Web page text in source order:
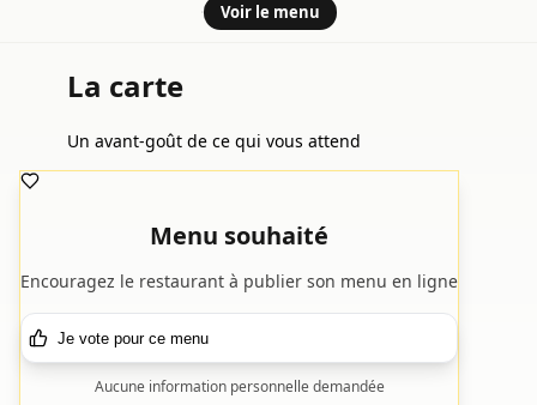
· Voir le menu
La carte
Un avant-goût de ce qui vous attend
Menu souhaité
Encouragez le restaurant à publier son menu en ligne
Je vote pour ce menu
Aucune information personnelle demandée